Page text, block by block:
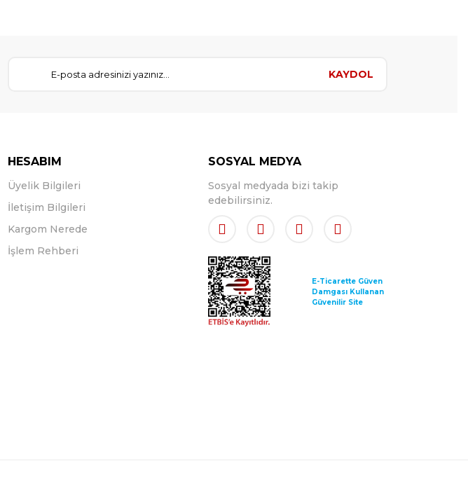
KAYDOL
HESABIM
Üyelik Bilgileri
İletişim Bilgileri
Kargom Nerede
İşlem Rehberi
SOSYAL MEDYA
Sosyal medyada bizi takip
edebilirsiniz.
E-Ticarette Güven
Damgası Kullanan
Güvenilir Site